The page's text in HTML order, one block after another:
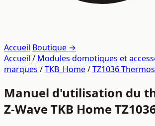
Accueil Boutique →
Accueil / Modules domotiques et
marques /TKB_Home/TZ1036
Manuel d'utilisation du
Z-Wave TKB Home